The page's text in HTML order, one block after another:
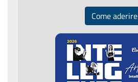
Come aderire